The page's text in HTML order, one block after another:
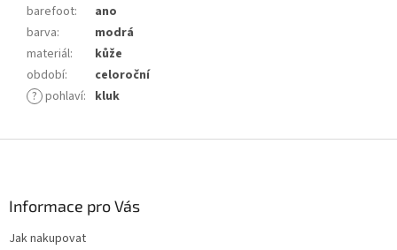
barefoot:
ano
barva:
modrá
materiál:
kůže
období:
celoroční
? pohlaví: kluk
Informace pro Vás
Jak nakupovat